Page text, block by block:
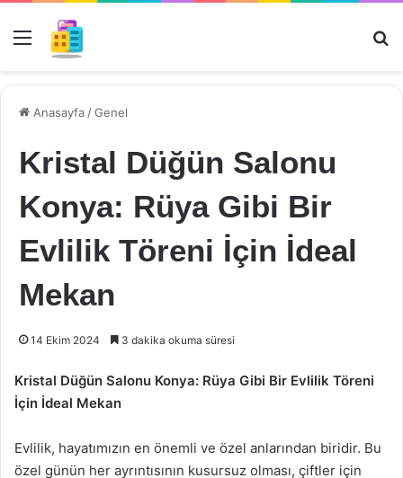
Menü
Anasayfa /Genel
Kristal Düğün Salonu
Konya: Rüya Gibi Bir
Evlilik Töreni İçin İdeal
Mekan
14 Ekim 2024 3 dakika okuma süresi
Kristal Düğün Salonu Konya: Rüya Gibi Bir Evlilik Töreni
İçin İdeal Mekan
Evlilik, hayatımızın en önemli ve özel anlarından biridir. Bu
özel günün her ayrıntısının kusursuz olması, çiftler için